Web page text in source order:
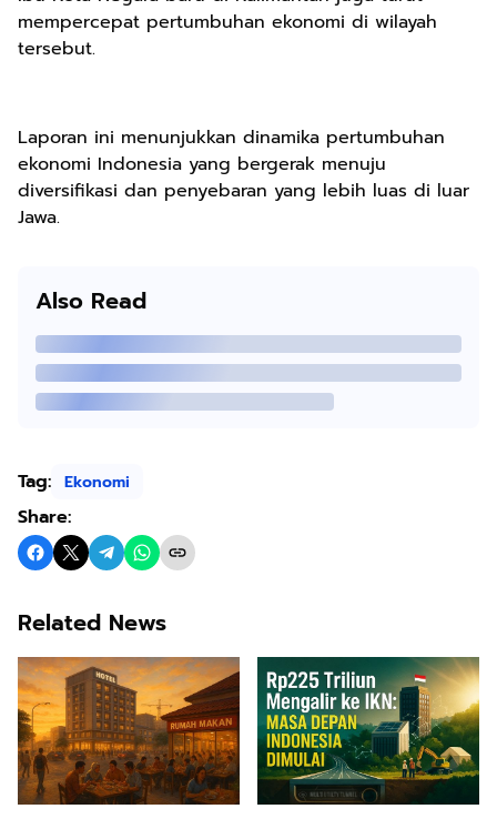
mempercepat pertumbuhan ekonomi di wilayah
tersebut.
Laporan ini menunjukkan dinamika pertumbuhan
ekonomi Indonesia yang bergerak menuju
diversifikasi dan penyebaran yang lebih luas di luar
Jawa.
Also Read
Tag: Ekonomi
Share:
Related News